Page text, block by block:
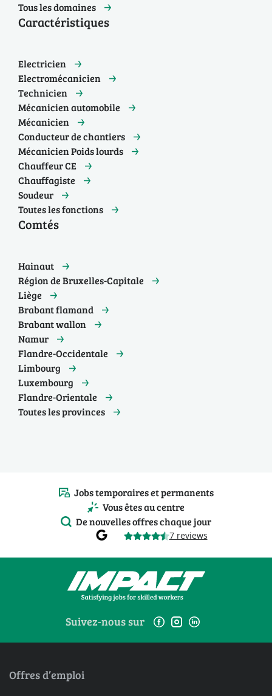
Tous les domaines
Caractéristiques
Electricien
Electromécanicien
Technicien
Mécanicien automobile
Mécanicien
Conducteur de chantiers
Mécanicien Poids lourds
Chauffeur CE
Chauffagiste
Soudeur
Toutes les fonctions
Comtés
Hainaut
Région de Bruxelles-Capitale
Liège
Brabant flamand
Brabant wallon
Namur
Flandre-Occidentale
Limbourg
Luxembourg
Flandre-Orientale
Toutes les provinces
Jobs temporaires et permanents
Vous êtes au centre
De nouvelles offres chaque jour
7 reviews
Suivez-nous sur
Offres d’emploi